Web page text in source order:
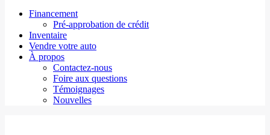
Financement
Pré-approbation de crédit
Inventaire
Vendre votre auto
À propos
Contactez-nous
Foire aux questions
Témoignages
Nouvelles